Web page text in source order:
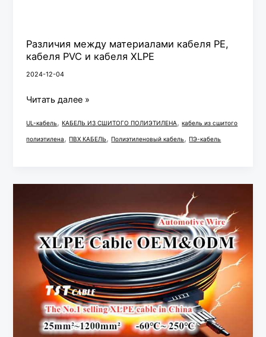
Различия между материалами кабеля PE,
кабеля PVC и кабеля XLPE
2024-12-04
Читать далее »
UL-кабель,КАБЕЛЬ ИЗ СШИТОГО ПОЛИЭТИЛЕНА,кабель из сшитого
полиэтилена,ПВХ КАБЕЛЬ,Полиэтиленовый кабель,ПЭ-кабель
изоляции
кабеля
ПВХ-
кабель
XLPE-
кабель
XLPO-